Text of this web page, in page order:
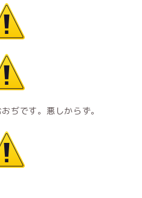
ぢです。悪しからず。